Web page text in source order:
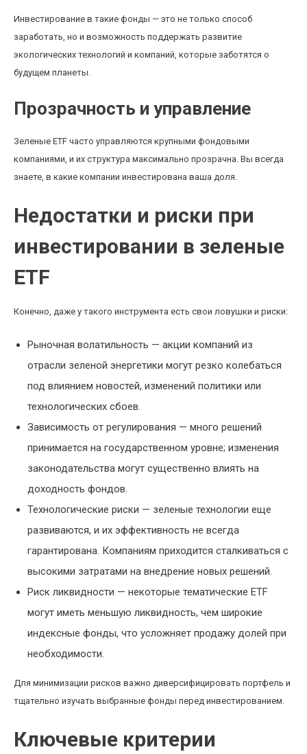
Инвестирование в такие фонды — это не только способ
заработать, но и возможность поддержать развитие
экологических технологий и компаний, которые заботятся о
будущем планеты.
Прозрачность и управление
Зеленые ETF часто управляются крупными фондовыми
компаниями, и их структура максимально прозрачна. Вы всегда
знаете, в какие компании инвестирована ваша доля.
Недостатки и риски при
инвестировании в зеленые
ETF
Конечно, даже у такого инструмента есть свои ловушки и риски:
Рыночная волатильность — акции компаний из
отрасли зеленой энергетики могут резко колебаться
под влиянием новостей, изменений политики или
технологических сбоев.
Зависимость от регулирования — много решений
принимается на государственном уровне; изменения
законодательства могут существенно влиять на
доходность фондов.
Технологические риски — зеленые технологии еще
развиваются, и их эффективность не всегда
гарантирована. Компаниям приходится сталкиваться с
высокими затратами на внедрение новых решений.
Риск ликвидности — некоторые тематические ETF
могут иметь меньшую ликвидность, чем широкие
индексные фонды, что усложняет продажу долей при
необходимости.
Для минимизации рисков важно диверсифицировать портфель и
тщательно изучать выбранные фонды перед инвестированием.
Ключевые критерии